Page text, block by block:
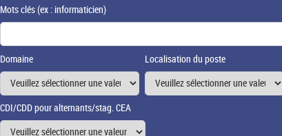
Mots clés(ex : informaticien)
Domaine Localisation du poste
CDI/CDD pour alternants/stag. CEA